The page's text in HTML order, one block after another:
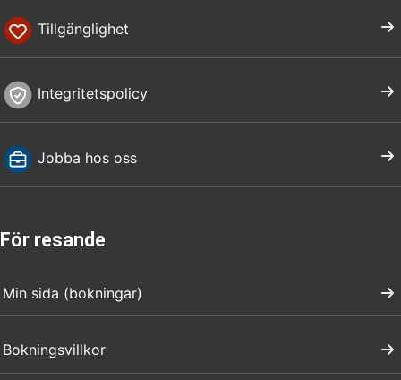
Tillgänglighet
Integritetspolicy
Jobba hos oss
För resande
Min sida (bokningar)
Bokningsvillkor